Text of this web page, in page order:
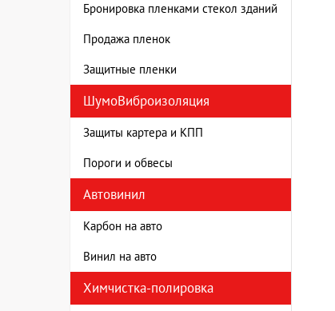
Бронировка пленками стекол зданий
Продажа пленок
Защитные пленки
ШумоВиброизоляция
Защиты картера и КПП
Пороги и обвесы
Автовинил
Карбон на авто
Винил на авто
Химчистка-полировка